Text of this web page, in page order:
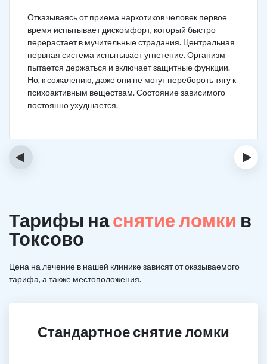
Отказываясь от приема наркотиков человек первое
время испытывает дискомфорт, который быстро
перерастает в мучительные страдания. Центральная
нервная система испытывает угнетение. Организм
пытается держаться и включает защитные функции.
Но, к сожалению, даже они не могут перебороть тягу к
психоактивным веществам. Состояние зависимого
постоянно ухудшается.
‹ ›
Тарифы наснятие ломки в
Токсово
Цена на лечение в нашей клинике зависят от оказываемого
тарифа, а также местоположения.
Стандартное снятие ломки